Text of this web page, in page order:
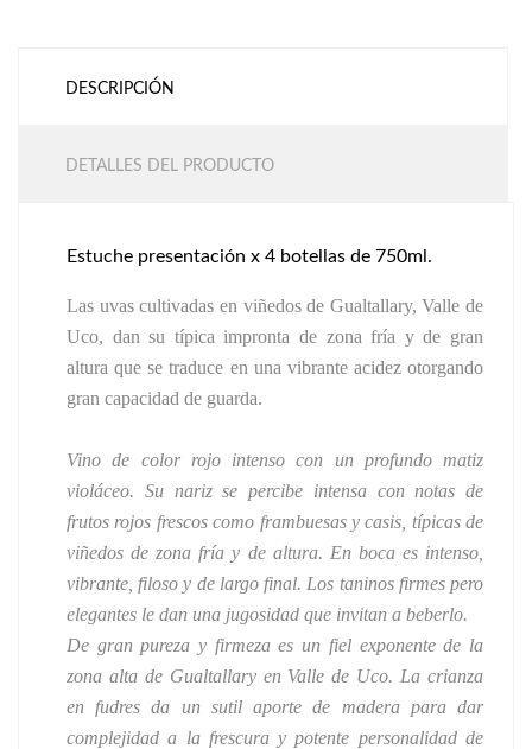
DESCRIPCIÓN
DETALLES DEL PRODUCTO
Estuche presentación x 4 botellas de 750ml.
Las uvas cultivadas en viñedos de Gualtallary, Valle de
Uco, dan su típica impronta de zona fría y de gran
altura que se traduce en una vibrante acidez otorgando
gran capacidad de guarda.
Vino de color rojo intenso con un profundo matiz
violáceo. Su nariz se percibe intensa con notas de
frutos rojos frescos como frambuesas y casis, típicas de
viñedos de zona fría y de altura. En boca es intenso,
vibrante, filoso y de largo final. Los taninos firmes pero
elegantes le dan una jugosidad que invitan a beberlo.
De gran pureza y firmeza es un fiel exponente de la
zona alta de Gualtallary en Valle de Uco. La crianza
en fudres da un sutil aporte de madera para dar
complejidad a la frescura y potente personalidad de